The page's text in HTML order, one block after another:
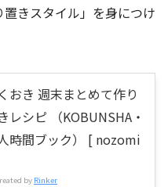
きスタイル」を身につけ
おき 週末まとめて作り
レシピ （KOBUNSHA・
時間ブック） [ nozomi
by Rinker